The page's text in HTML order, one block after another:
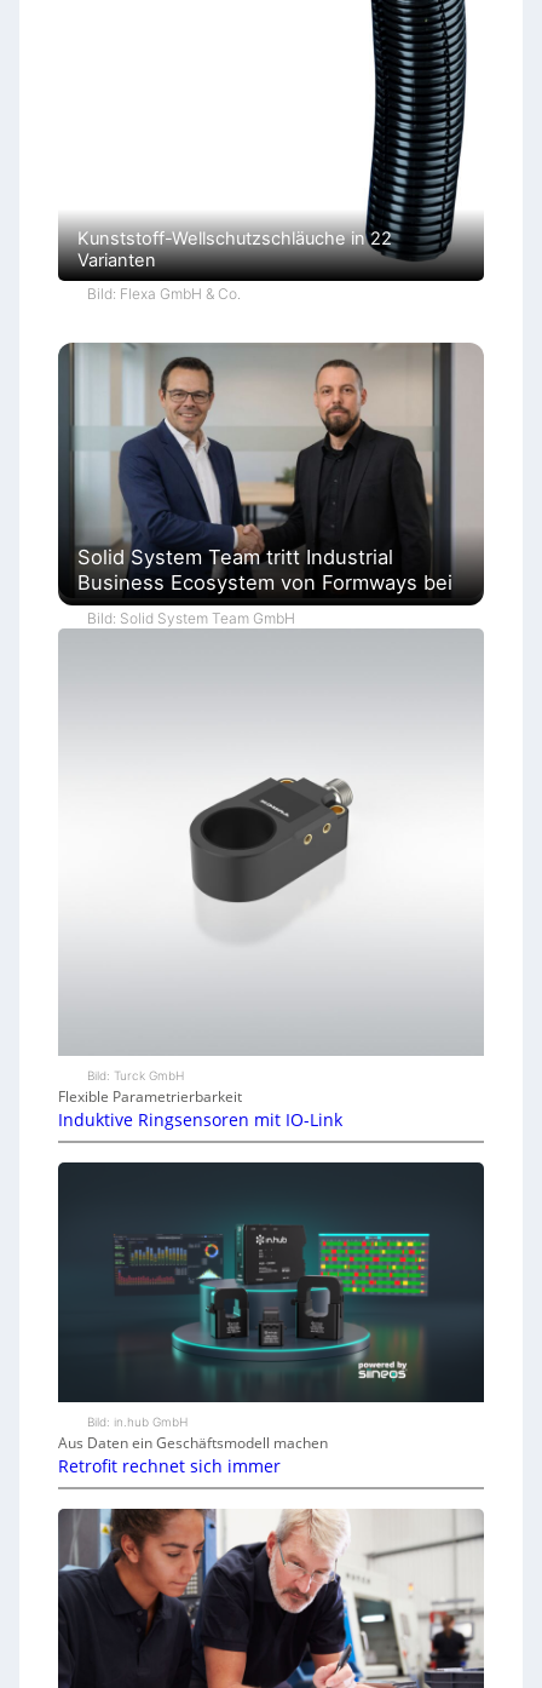
Kunststoff-Wellschutzschläuche in 22
Varianten
Bild: Flexa GmbH & Co.
Solid System Team tritt Industrial
Business Ecosystem von Formways bei
Bild: Solid System Team GmbH
Bild: Turck GmbH
Flexible Parametrierbarkeit
Induktive Ringsensoren mit IO-Link
Bild: in.hub GmbH
Aus Daten ein Geschäftsmodell machen
Retrofit rechnet sich immer